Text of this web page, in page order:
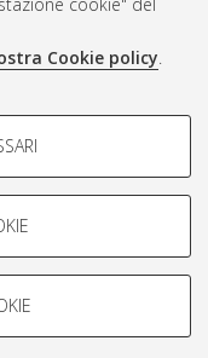
Cookie policy.
le caratteristiche della
al loro comportamento